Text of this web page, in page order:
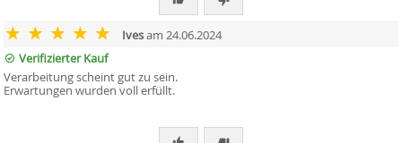
Ivesam 24.06.2024
Verifizierter Kauf
Verarbeitung scheint gut zu sein.
Erwartungen wurden voll erfüllt.